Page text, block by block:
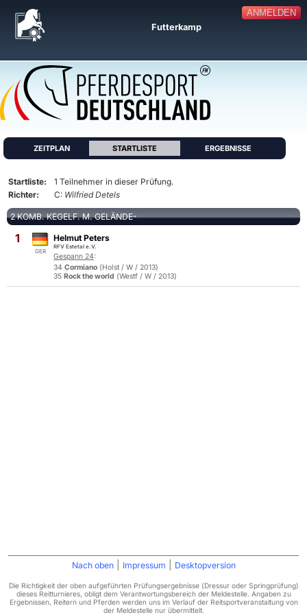
ANMELDEN
Futterkamp
ZEITPLAN STARTLISTE ERGEBNISSE
Startliste:
1 Teilnehmer in dieser Prüfung.
Richter:
C: Wilfried Detels
2 KOMB. KEGELF. M. GELÄNDE-
1
GER
Helmut Peters
RFV Estetal e.V.
Gespann 24:
34 Cormiano (Holst / W / 2013)
35 Rock the world (Westf / W / 2013)
Nach oben Impressum Desktopversion
Die Richtigkeit der oben aufgeführten Prüfungsergebnisse (Dressur oder Springprüfung)
dieses Reitturnieres, obligt dem Verantwortungsbereich der Meldestelle. Angaben zu
Ergebnissen, Reitern und Pferden werden uns im Verlauf der Reitsportveranstaltung von
der Meldestelle nur übermittelt.